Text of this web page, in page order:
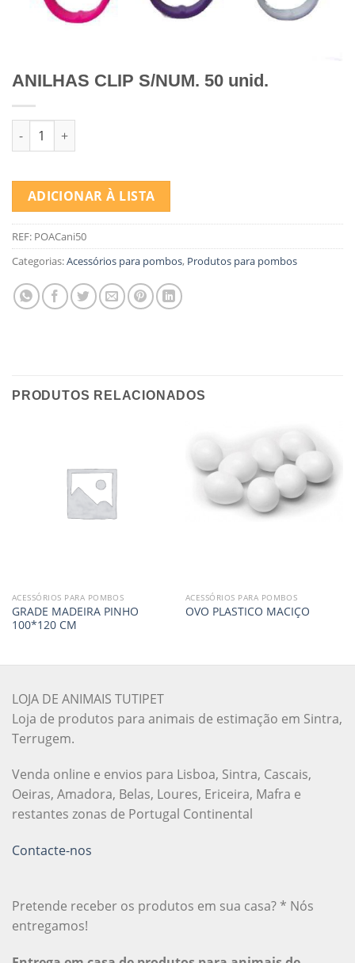
ANILHAS CLIP S/NUM. 50 unid.
Quantidade de ANILHAS CLIP S/NUM. 50 unid.
ADICIONAR À LISTA
REF: POACani50
Categorias:Acessórios para pombos, Produtos para pombos
PRODUTOS RELACIONADOS
ACESSÓRIOS PARA POMBOS
GRADE MADEIRA PINHO
100*120 CM
ACESSÓRIOS PARA POMBOS
OVO PLASTICO MACIÇO
LOJA DE ANIMAIS TUTIPET
Loja de produtos para animais de estimação em Sintra,
Terrugem.
Venda online e envios para Lisboa, Sintra, Cascais,
Oeiras, Amadora, Belas, Loures, Ericeira, Mafra e
restantes zonas de Portugal Continental
Contacte-nos
Pretende receber os produtos em sua casa? * Nós
entregamos!